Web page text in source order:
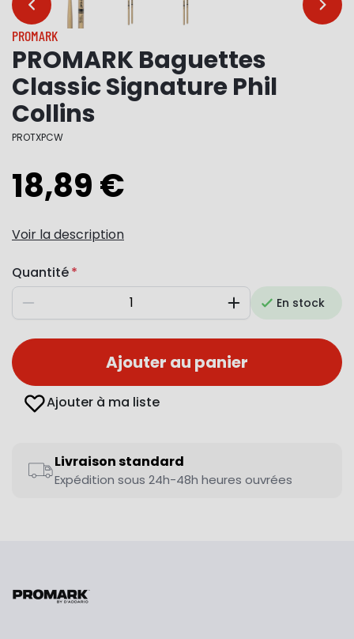
… …
PROMARK
PROMARK Baguettes
Classic Signature Phil
Collins
PROTXPCW
18,89 €
Voir la description
Quantité
Diminuer AugmenterEn stock
Ajouter au panier
Ajouter à ma liste
Livraison standard
Expédition sous 24h-48h heures ouvrées